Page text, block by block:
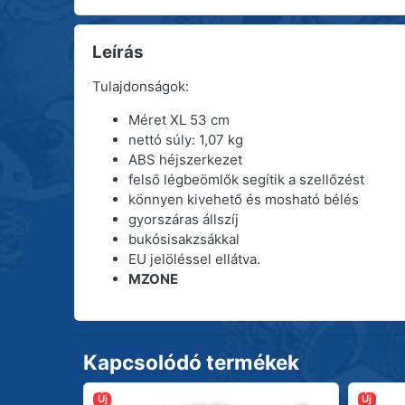
Leírás
Tulajdonságok:
Méret XL 53 cm
nettó súly: 1,07 kg
ABS héjszerkezet
felső légbeömlők segítik a szellőzést
könnyen kivehető és mosható bélés
gyorszáras állszíj
bukósisakzsákkal
EU jelöléssel ellátva.
MZONE
Kapcsolódó termékek
Új Új